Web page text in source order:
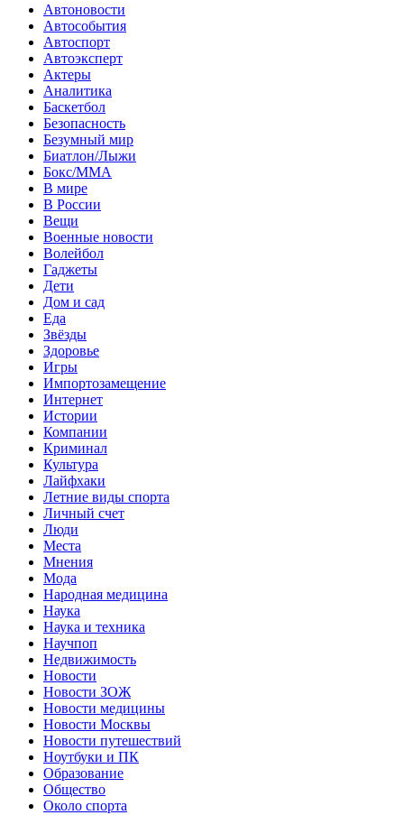
Автоновости
Автособытия
Автоспорт
Автоэксперт
Актеры
Аналитика
Баскетбол
Безопасность
Безумный мир
Биатлон/Лыжи
Бокс/MMA
В мире
В России
Вещи
Военные новости
Волейбол
Гаджеты
Дети
Дом и сад
Еда
Звёзды
Здоровье
Игры
Импортозамещение
Интернет
Истории
Компании
Криминал
Культура
Лайфхаки
Летние виды спорта
Личный счет
Люди
Места
Мнения
Мода
Народная медицина
Наука
Наука и техника
Научпоп
Недвижимость
Новости
Новости ЗОЖ
Новости медицины
Новости Москвы
Новости путешествий
Ноутбуки и ПК
Образование
Общество
Около спорта